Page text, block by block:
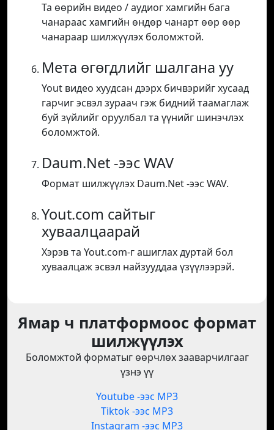
Та өөрийн видео / аудиог хамгийн бага
чанараас хамгийн өндөр чанарт өөр өөр
чанараар шилжүүлэх боломжтой.
Мета өгөгдлийг шалгана уу
Yout видео хуудсан дээрх бичвэрийг хусаад
гарчиг эсвэл зураач гэж бидний таамаглаж
буй зүйлийг оруулбал та үүнийг шинэчлэх
боломжтой.
Daum.Net -ээс WAV
Формат шилжүүлэх Daum.Net -ээс WAV.
Yout.com сайтыг
хуваалцаарай
Хэрэв та Yout.com-г ашиглах дуртай бол
хуваалцаж эсвэл найзууддаа үзүүлээрэй.
Ямар ч платформоос формат
шилжүүлэх
Боломжтой форматыг өөрчлөх зааварчилгааг
үзнэ үү
Youtube -ээс MP3
Tiktok -ээс MP3
Instagram -ээс MP3